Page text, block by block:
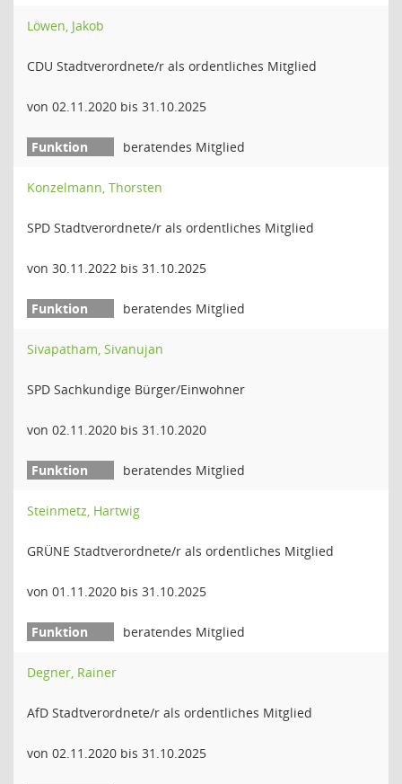
Löwen, Jakob
CDU Stadtverordnete/r als ordentliches Mitglied
von 02.11.2020 bis 31.10.2025
beratendes Mitglied
Konzelmann, Thorsten
SPD Stadtverordnete/r als ordentliches Mitglied
von 30.11.2022 bis 31.10.2025
beratendes Mitglied
Sivapatham, Sivanujan
SPD Sachkundige Bürger/Einwohner
von 02.11.2020 bis 31.10.2020
beratendes Mitglied
Steinmetz, Hartwig
GRÜNE Stadtverordnete/r als ordentliches Mitglied
von 01.11.2020 bis 31.10.2025
beratendes Mitglied
Degner, Rainer
AfD Stadtverordnete/r als ordentliches Mitglied
von 02.11.2020 bis 31.10.2025